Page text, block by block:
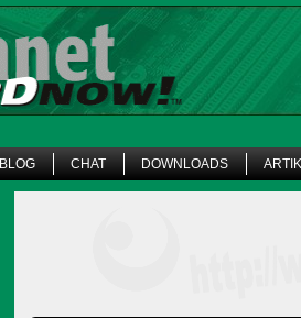
BLOG CHAT DOWNLOADS